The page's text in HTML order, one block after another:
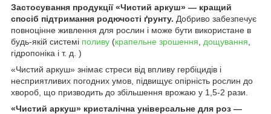
Застосування продукції «Чистий аркуш» — кращий
спосіб підтримання родючості ґрунту. Добриво забезпечує
повноцінне живлення для рослин і може бути використане в
будь-якій системі поливу (крапельне зрошення дощування
гідропоніка і т. д. )
«Чистий аркуш» знімає стреси від впливу гербіцидів і
несприятливих погодних умов, підвищує опірність рослин до
хвороб, що призводить до збільшення врожаю у 1,5-2 рази.
«Чистий аркуш» кристалічна універсальне для роз —